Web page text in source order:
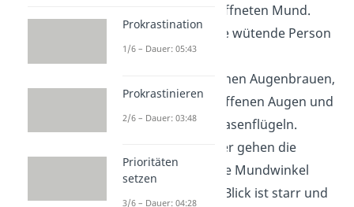
einem leicht geöffneten Mund.
Wut / Ärger: Eine wütende Person
erkennst du an
heruntergezogenen Augenbrauen,
zusammengekniffenen Augen und
an geweiteten Nasenflügeln.
: Bei Trauer gehen die
Oberlider und die Mundwinkel
nach unten, der Blick ist starr und
Prokrastination
1/6 – Dauer: 05:43
Prokrastinieren
2/6 – Dauer: 03:48
Prioritäten
setzen
3/6 – Dauer: 04:28